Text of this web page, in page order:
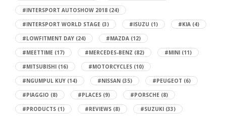
#INTERSPORT AUTOSHOW 2018 (24)
#INTERSPORT WORLD STAGE (3) #ISUZU (1) #KIA (4)
#LOWFITMENT DAY (24) #MAZDA (12)
#MEETTIME (17) #MERCEDES-BENZ (82) #MINI (11)
#MITSUBISHI (16) #MOTORCYCLES (10)
#NGUMPUL KUY (14) #NISSAN (35) #PEUGEOT (6)
#PIAGGIO (8) #PLACES (9) #PORSCHE (8)
#PRODUCTS (1) #REVIEWS (8) #SUZUKI (33)